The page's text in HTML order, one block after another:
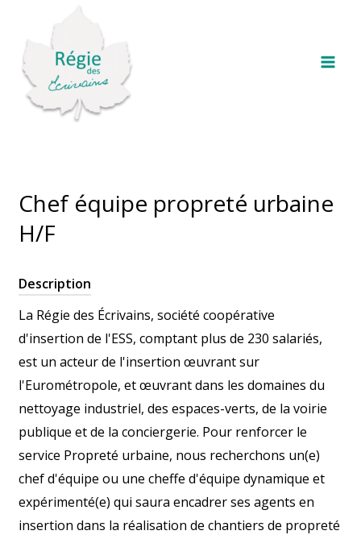
contenu
Chef équipe propreté urbaine
H/F
Description
La Régie des Écrivains, société coopérative
d'insertion de l'ESS, comptant plus de 230 salariés,
est un acteur de l'insertion œuvrant sur
l'Eurométropole, et œuvrant dans les domaines du
nettoyage industriel, des espaces-verts, de la voirie
publique et de la conciergerie. Pour renforcer le
service Propreté urbaine, nous recherchons un(e)
chef d'équipe ou une cheffe d'équipe dynamique et
expérimenté(e) qui saura encadrer ses agents en
insertion dans la réalisation de chantiers de propreté